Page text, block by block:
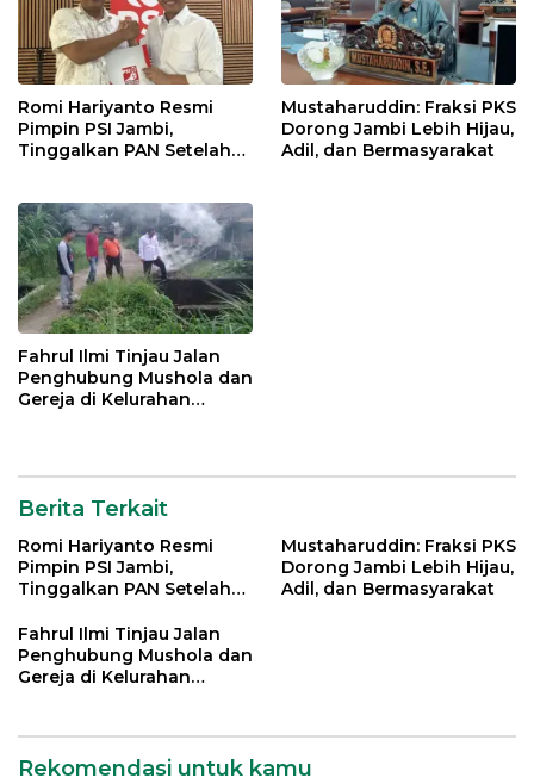
Romi Hariyanto Resmi
Pimpin PSI Jambi,
Tinggalkan PAN Setelah
Mustaharuddin: Fraksi PKS
Dorong Jambi Lebih Hijau,
Adil, dan Bermasyarakat
Fahrul Ilmi Tinjau Jalan
Penghubung Mushola dan
Gereja di Kelurahan
Berita Terkait
Romi Hariyanto Resmi
Pimpin PSI Jambi,
Tinggalkan PAN Setelah
Mustaharuddin: Fraksi PKS
Dorong Jambi Lebih Hijau,
Adil, dan Bermasyarakat
Fahrul Ilmi Tinjau Jalan
Penghubung Mushola dan
Gereja di Kelurahan
Rekomendasi untuk kamu